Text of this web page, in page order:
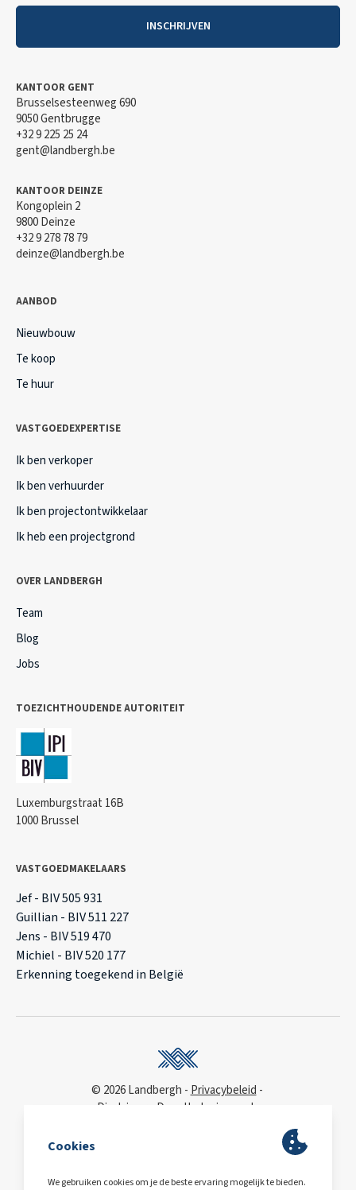
INSCHRIJVEN
KANTOOR GENT
Brusselsesteenweg 690
9050 Gentbrugge
+32 9 225 25 24
gent@landbergh.be
KANTOOR DEINZE
Kongoplein 2
9800 Deinze
+32 9 278 78 79
deinze@landbergh.be
AANBOD
Nieuwbouw
Te koop
Te huur
VASTGOEDEXPERTISE
Ik ben verkoper
Ik ben verhuurder
Ik ben projectontwikkelaar
Ik heb een projectgrond
OVER LANDBERGH
Team
Blog
Jobs
TOEZICHTHOUDENDE AUTORITEIT
Luxemburgstraat 16B
1000 Brussel
VASTGOEDMAKELAARS
Jef - BIV 505 931
Guillian - BIV 511 227
Jens - BIV 519 470
Michiel - BIV 520 177
Erkenning toegekend in België
© 2026 Landbergh
Privacybeleid
Disclaimer
Deonthologie van de
toegankelijkheidsverklaring
BE0563.607.810